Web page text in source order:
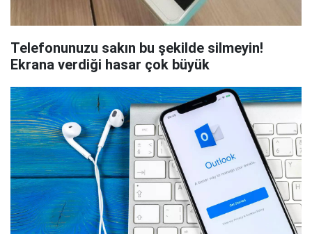
Telefonunuzu sakın bu şekilde silmeyin!
Ekrana verdiği hasar çok büyük